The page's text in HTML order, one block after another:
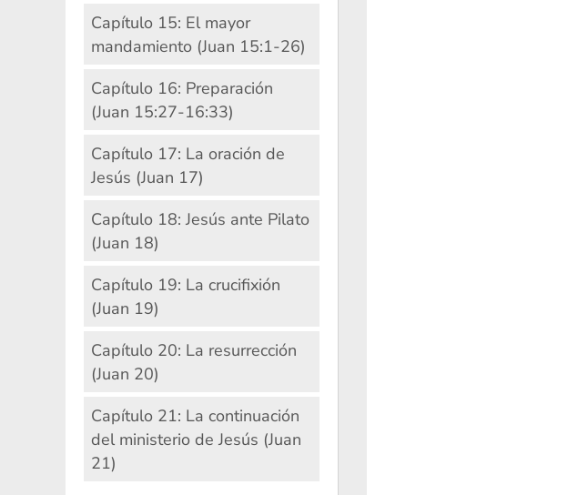
Capítulo 15: El mayor
mandamiento (Juan 15:1-26)
Capítulo 16: Preparación
(Juan 15:27-16:33)
Capítulo 17: La oración de
Jesús (Juan 17)
Capítulo 18: Jesús ante Pilato
(Juan 18)
Capítulo 19: La crucifixión
(Juan 19)
Capítulo 20: La resurrección
(Juan 20)
Capítulo 21: La continuación
del ministerio de Jesús (Juan
21)